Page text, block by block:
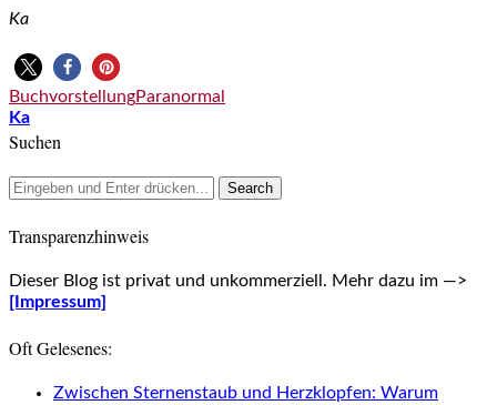
Ka
BuchvorstellungParanormal
Ka
Suchen
Transparenzhinweis
Dieser Blog ist privat und unkommerziell. Mehr dazu im —>
[Impressum]
Oft Gelesenes:
Zwischen Sternenstaub und Herzklopfen: Warum